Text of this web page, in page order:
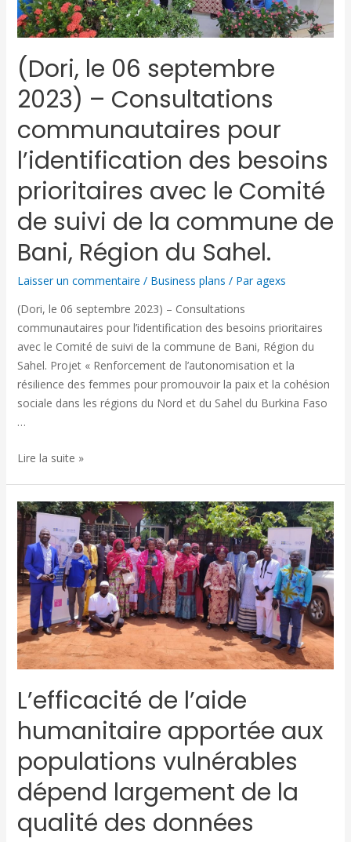
(Dori, le 06 septembre
2023) – Consultations
communautaires pour
l’identification des besoins
prioritaires avec le Comité
de suivi de la commune de
Bani, Région du Sahel.
Laisser un commentaire / Business plans / Paragexs
(Dori, le 06 septembre 2023) – Consultations
communautaires pour l’identification des besoins prioritaires
avec le Comité de suivi de la commune de Bani, Région du
Sahel. Projet « Renforcement de l’autonomisation et la
résilience des femmes pour promouvoir la paix et la cohésion
sociale dans les régions du Nord et du Sahel du Burkina Faso
…
Lire la suite »
L’efficacité de l’aide
humanitaire apportée aux
populations vulnérables
dépend largement de la
qualité des données